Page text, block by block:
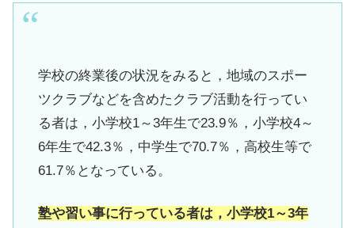
学校の終業後の状況をみると，地域のスポー
ツクラブなどを含めたクラブ活動を行ってい
る者は，小学校1～3年生で23.9％，小学校4～
6年生で42.3％，中学生で70.7％，高校生等で
61.7％となっている。
塾や習い事に行っている者は，小学校1～3年